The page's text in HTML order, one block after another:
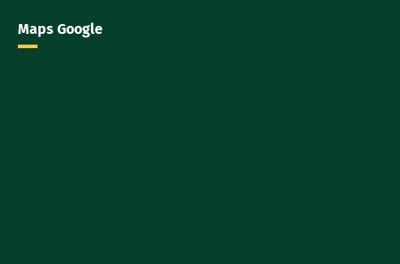
Maps Google